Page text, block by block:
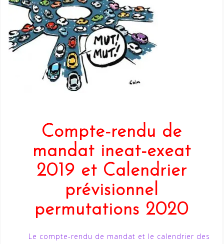
Compte-rendu de
mandat ineat-exeat
2019 et Calendrier
prévisionnel
permutations 2020
Le compte-rendu de mandat et le calendrier des